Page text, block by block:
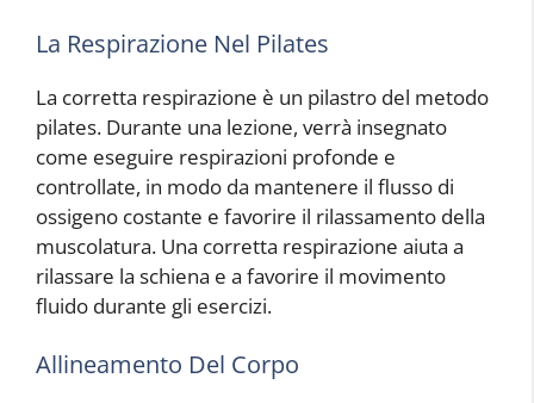
La Respirazione Nel Pilates
La corretta respirazione è un pilastro del metodo
pilates. Durante una lezione, verrà insegnato
come eseguire respirazioni profonde e
controllate, in modo da mantenere il flusso di
ossigeno costante e favorire il rilassamento della
muscolatura. Una corretta respirazione aiuta a
rilassare la schiena e a favorire il movimento
fluido durante gli esercizi.
Allineamento Del Corpo